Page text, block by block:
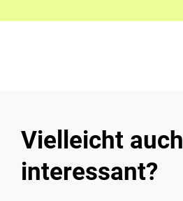
Vielleicht auch
interessant?